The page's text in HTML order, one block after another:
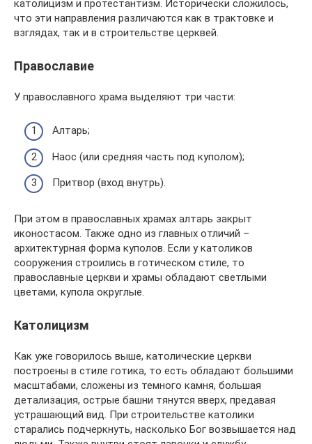
католицизм и протестантизм. Исторически сложилось,
что эти направления различаются как в трактовке и
взглядах, так и в строительстве церквей.
Православие
У православного храма выделяют три части:
Алтарь;
Наос (или средняя часть под куполом);
Притвор (вход внутрь).
При этом в православных храмах алтарь закрыт
иконостасом. Также одно из главных отличий –
архитектурная форма куполов. Если у католиков
сооружения строились в готическом стиле, то
православные церкви и храмы обладают светлыми
цветами, купола округлые.
Католицизм
Как уже говорилось выше, католические церкви
построены в стиле готика, то есть обладают большими
масштабами, сложены из темного камня, большая
детализация, острые башни тянутся вверх, предавая
устрашающий вид. При строительстве католики
старались подчеркнуть, насколько Бог возвышается над